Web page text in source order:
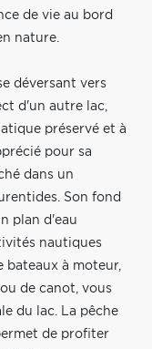
de vie au bord
nature.
déversant vers
d'un autre lac,
préservé et à
pour sa
dans un
Son fond
plan d'eau
nautiques
bateaux à moteur,
de canot, vous
du lac. La pêche
de profiter